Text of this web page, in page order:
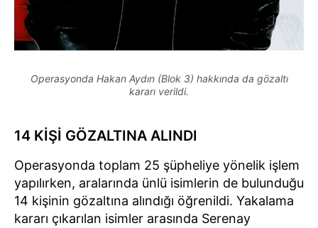
Operasyonda Hakan Aydın (Blok 3) hakkında da gözaltı
kararı verildi.
14 KİŞİ GÖZALTINA ALINDI
Operasyonda toplam 25 şüpheliye yönelik işlem
yapılırken, aralarında ünlü isimlerin de bulunduğu
14 kişinin gözaltına alındığı öğrenildi. Yakalama
kararı çıkarılan isimler arasında Serenay